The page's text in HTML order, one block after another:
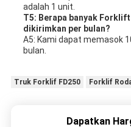
adalah 1 unit.
T5: Berapa banyak
dikirimkan per bulan?
A5: Kami dapat memasok
bulan.
Truk Forklif FD250 Forklif
Dapatkan